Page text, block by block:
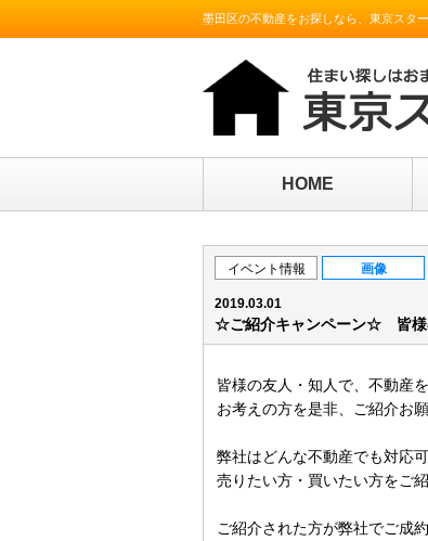
墨田区の不動産をお探しなら、東京スタ
HOME
イベント情報 画像
2019.03.01
☆ご紹介キャンペーン☆ 皆様
皆様の友人・知人で、不動産
お考えの方を是非、ご紹介お願
弊社はどんな不動産でも対応可
売りたい方・買いたい方をご
ご紹介された方が弊社でご成